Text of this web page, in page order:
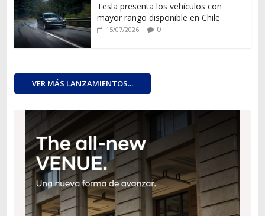
Tesla presenta los vehículos con
mayor rango disponible en Chile
15/07/2026 0
VER MÁS LANZAMIENTOS...